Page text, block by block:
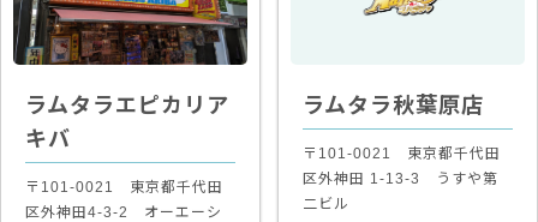
ラムタラエピカリア
キバ
〒101-0021 東京都千代田
区外神田4-3-2 オーエーシ
ラムタラ秋葉原店
〒101-0021 東京都千代田
区外神田 1-13-3 うすや第
二ビル